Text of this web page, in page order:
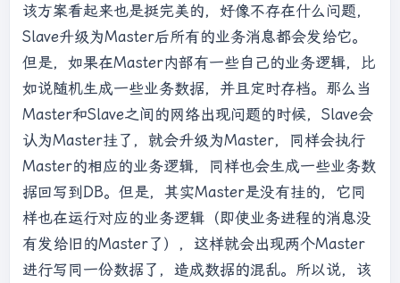
该方案看起来也是挺完美的，好像不存在什么问题，
Slave升级为Master后所有的业务消息都会发给它。
但是，如果在Master内部有一些自己的业务逻辑，比
如说随机生成一些业务数据，并且定时存档。那么当
Master和Slave之间的网络出现问题的时候，Slave会
认为Master挂了，就会升级为Master，同样会执行
Master的相应的业务逻辑，同样也会生成一些业务数
据回写到DB。但是，其实Master是没有挂的，它同
样也在运行对应的业务逻辑（即使业务进程的消息没
有发给旧的Master了），这样就会出现两个Master
进行写同一份数据了，造成数据的混乱。所以说，该